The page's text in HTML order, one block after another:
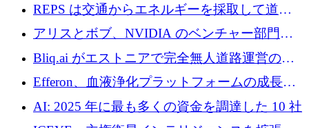
での完全無人道路運営を承認
REPS は交通からエネルギーを採取して道路
を発電所に変えるために 2,360 万ドルを調達
アリスとボブ、NVIDIA のベンチャー部門か
らの投資でシリーズ B を拡大
Bliq.ai がエストニアで完全無人道路運営の承
認を獲得
Efferon、血液浄化プラットフォームの成長に
250万ユーロを確保
AI: 2025 年に最も多くの資金を調達した 10 社